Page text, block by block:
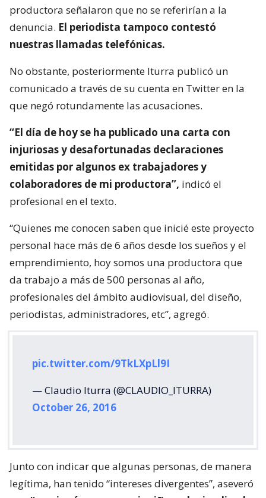
productora señalaron que no se referirían a la
denuncia. El periodista tampoco contestó
nuestras llamadas telefónicas.
No obstante, posteriormente Iturra publicó un
comunicado a través de su cuenta en Twitter en la
que negó rotundamente las acusaciones.
“El día de hoy se ha publicado una carta con
injuriosas y desafortunadas declaraciones
emitidas por algunos ex trabajadores y
colaboradores de mi productora”, indicó el
profesional en el texto.
“Quienes me conocen saben que inicié este proyecto
personal hace más de 6 años desde los sueños y el
emprendimiento, hoy somos una productora que
da trabajo a más de 500 personas al año,
profesionales del ámbito audiovisual, del diseño,
periodistas, administradores, etc”, agregó.
pic.twitter.com/9TkLXpLl9I
— Claudio Iturra (@CLAUDIO_ITURRA)
October 26, 2016
Junto con indicar que algunas personas, de manera
legítima, han tenido “intereses divergentes”, aseveró